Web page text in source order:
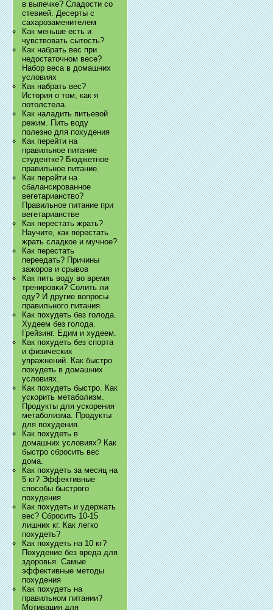
в выпечке? Сладости со
стевией. Десерты с
сахарозаменителем
Как меньше есть и
чувствовать сытость?
Как набрать вес при
недостаточном весе?
Набор веса в домашних
условиях
Как набрать вес?
История о том, как я
потолстела.
Как наладить питьевой
режим. Пить воду
полезно для похудения
Как перейти на
правильное питание
студентке? Бюджетное
правильное питание.
Как перейти на
сбалансированное
вегетарианство?
Правильное питание при
вегетарианстве
Как перестать жрать?
Научите, как перестать
жрать сладкое и мучное?
Как перестать
переедать? Причины
зажоров и срывов
Как пить воду во время
тренировки? Солить ли
еду? И другие вопросы
правильного питания.
Как похудеть без голода.
Худеем без голода.
Грейзинг. Едим и худеем.
Как похудеть без спорта
и физических
упражнений. Как быстро
похудеть в домашних
условиях.
Как похудеть быстро. Как
ускорить метаболизм.
Продукты для ускорения
метаболизма. Продукты
для похудения.
Как похудеть в
домашних условиях? Как
быстро сбросить вес
дома.
Как похудеть за месяц на
5 кг? Эффективные
способы быстрого
похудения
Как похудеть и удержать
вес? Сбросить 10-15
лишних кг. Как легко
похудеть?
Как похудеть на 10 кг?
Похудение без вреда для
здоровья. Самые
эффективные методы
похудения
Как похудеть на
правильном питании?
Мотивация для